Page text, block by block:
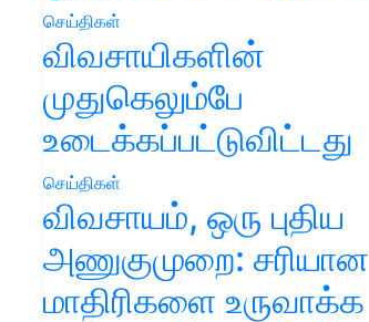
செய்திகள்
விவசாயிகளின்
முதுகெலும்பே
உடைக்கப்பட்டுவிட்டது
செய்திகள்
விவசாயம், ஒரு புதிய
அணுகுமுறை: சரியான
மாதிரிகளை உருவாக்க